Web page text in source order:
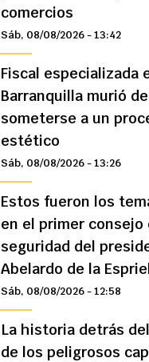
comercios
Sáb, 08/08/2026 - 13:42
Fiscal especializada
Barranquilla murió
someterse a un
estético
Sáb, 08/08/2026 - 13:26
Estos fueron los
en el primer consejo
seguridad del
Abelardo de la
Sáb, 08/08/2026 - 12:58
La historia detrás
de los peligrosos